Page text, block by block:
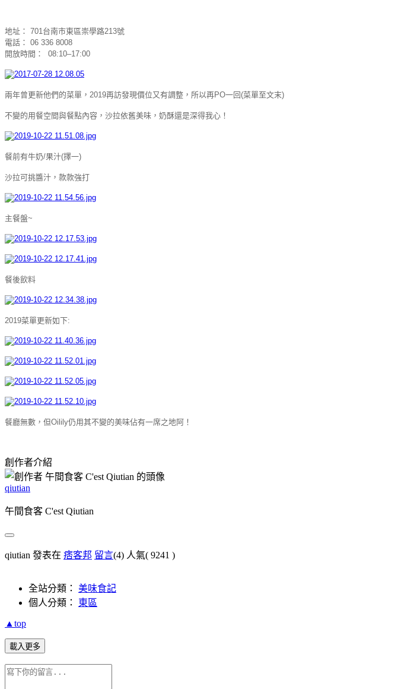
地址： 701台南市東區崇學路213號
電話： 06 336 8008
開放時間： 08:10–17:00
兩年曾更新他們的菜單，2019再訪發現價位又有調整，所以再PO一回(菜單至文末)
不變的用餐空間與餐點內容，沙拉依舊美味，奶酥還是深得我心！
餐前有牛奶/果汁(擇一)
沙拉可挑醬汁，款款強打
主餐盤~
餐後飲料
2019菜單更新如下:
餐廳無數，但Oilily仍用其不變的美味佔有一席之地阿！
創作者介紹
qiutian
午間食客 C'est Qiutian
qiutian 發表在 痞客邦 留言(4) 人氣( 9241 )
全站分類： 美味食記
個人分類： 東區
▲top
載入更多